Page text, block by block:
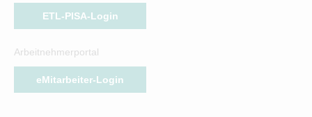
ETL-PISA-Login
Arbeitnehmerportal
eMitarbeiter-Login